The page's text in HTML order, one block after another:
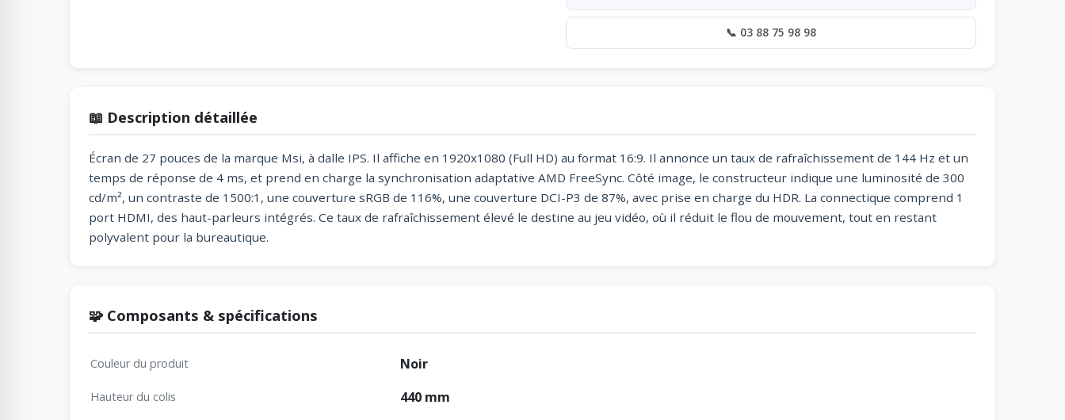
📞 03 88 75 98 98
📖 Description détaillée
Écran de 27 pouces de la marque Msi, à dalle IPS. Il affiche en 1920x1080 (Full HD) au format 16:9. Il annonce un taux de rafraîchissement de 144 Hz et un
temps de réponse de 4 ms, et prend en charge la synchronisation adaptative AMD FreeSync. Côté image, le constructeur indique une luminosité de 300
cd/m², un contraste de 1500:1, une couverture sRGB de 116%, une couverture DCI-P3 de 87%, avec prise en charge du HDR. La connectique comprend 1
port HDMI, des haut-parleurs intégrés. Ce taux de rafraîchissement élevé le destine au jeu vidéo, où il réduit le flou de mouvement, tout en restant
polyvalent pour la bureautique.
🧩 Composants & spécifications
Couleur du produit Noir
Hauteur du colis 440 mm